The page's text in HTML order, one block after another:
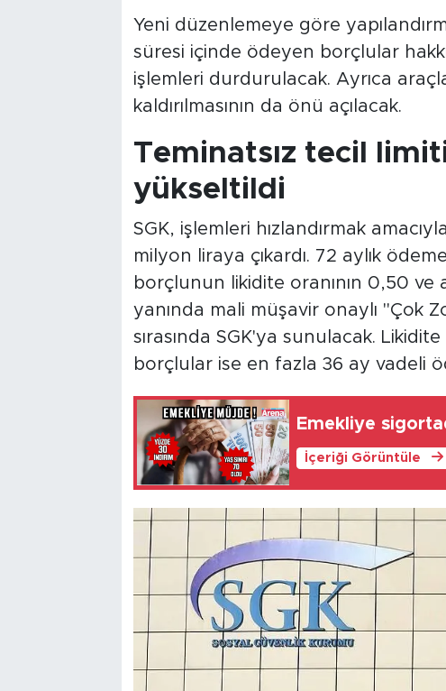
Yeni düzenlemeye göre
süresi içinde ödeyen borçlular
işlemleri durdurulacak. Ayrıca
kaldırılmasının da önü açılacak.
Teminatsız tecil
yükseltildi
SGK, işlemleri hızlandırmak
milyon liraya çıkardı. 72 aylık
borçlunun likidite oranının 0,50 ve
yanında mali müşavir onaylı "Çok
sırasında SGK'ya sunulacak.
borçlular ise en fazla 36 ay vadeli
Emekliye
İçeriği Görüntüle